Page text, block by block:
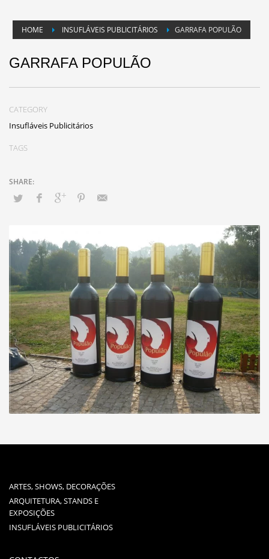
HOME INSUFLÁVEIS PUBLICITÁRIOS GARRAFA POPULÃO
GARRAFA POPULÃO
CATEGORY
Insufláveis Publicitários
TAGS
ARTES, SHOWS, DECORAÇÕES
ARQUITETURA, STANDS E
EXPOSIÇÕES
INSUFLÁVEIS PUBLICITÁRIOS